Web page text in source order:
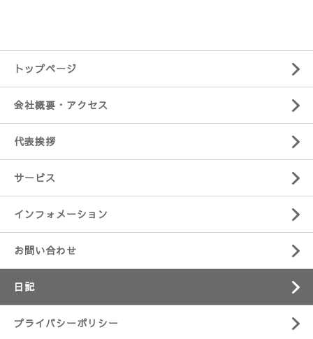
トップページ
会社概要・アクセス
代表挨拶
サービス
インフォメーション
お問い合わせ
日記
プライバシーポリシー